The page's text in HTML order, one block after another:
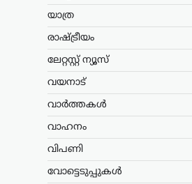
യാത്ര
രാഷ്ട്രീയം
ലേറ്റസ്റ്റ് ന്യൂസ്
വയനാട്
വാർത്തകൾ
വാഹനം
വിപണി
വോട്ടെടുപ്പുകൾ
ഡിപ്പോയിൽ നിന്ന്
നടത്തിയിരുന്ന
നിയന്ത്രണം വിട്ട്
കോഴിക്കോട്…
കാസർഗോഡ്,
മദ്യപിച്ച്
യൂട്യൂബർ